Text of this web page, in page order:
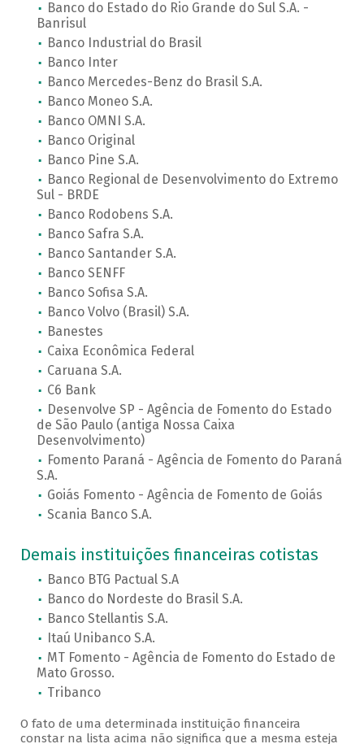
Banco do Estado do Rio Grande do Sul S.A. -
Banrisul
Banco Industrial do Brasil
Banco Inter
Banco Mercedes-Benz do Brasil S.A.
Banco Moneo S.A.
Banco OMNI S.A.
Banco Original
Banco Pine S.A.
Banco Regional de Desenvolvimento do Extremo
Sul - BRDE
Banco Rodobens S.A.
Banco Safra S.A.
Banco Santander S.A.
Banco SENFF
Banco Sofisa S.A.
Banco Volvo (Brasil) S.A.
Banestes
Caixa Econômica Federal
Caruana S.A.
C6 Bank
Desenvolve SP - Agência de Fomento do Estado
de São Paulo (antiga Nossa Caixa
Desenvolvimento)
Fomento Paraná - Agência de Fomento do Paraná
S.A.
Goiás Fomento - Agência de Fomento de Goiás
Scania Banco S.A.
Demais instituições financeiras cotistas
Banco BTG Pactual S.A
Banco do Nordeste do Brasil S.A.
Banco Stellantis S.A.
Itaú Unibanco S.A.
MT Fomento - Agência de Fomento do Estado de
Mato Grosso.
Tribanco
O fato de uma determinada instituição financeira
constar na lista acima não significa que a mesma esteja